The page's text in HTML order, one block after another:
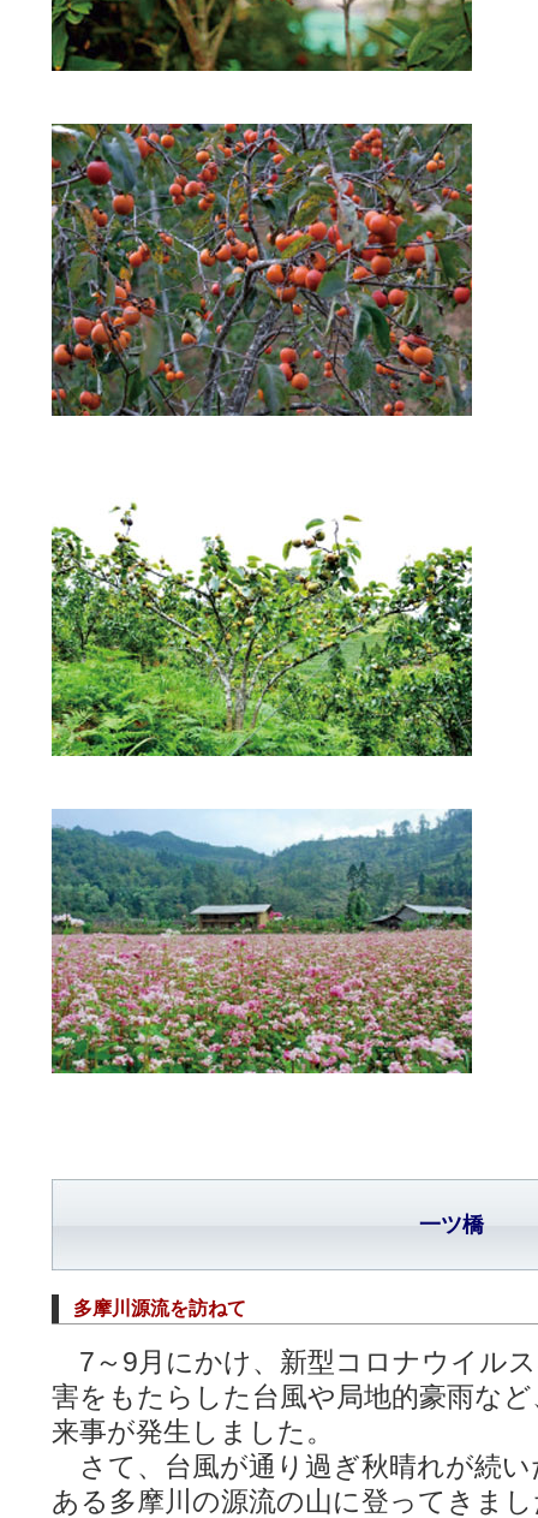
一ツ橋
多摩川源流を訪ねて
7～9月にかけ、新型コロナウイル
害をもたらした台風や局地的豪雨な
来事が発生しました。
さて、台風が通り過ぎ秋晴れが続い
ある多摩川の源流の山に登ってきま